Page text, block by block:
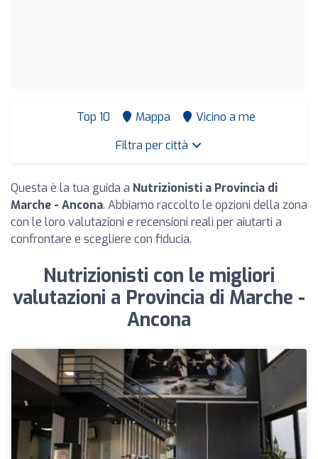
Top 10 Mappa
Vicino a me
Filtra per città
Questa è la tua guida a Nutrizionisti a Provincia di
Marche - Ancona. Abbiamo raccolto le opzioni della zona
con le loro valutazioni e recensioni reali per aiutarti a
confrontare e scegliere con fiducia.
Nutrizionisti con le migliori
valutazioni a Provincia di Marche -
Ancona